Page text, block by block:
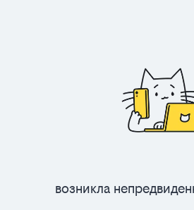
Возникла